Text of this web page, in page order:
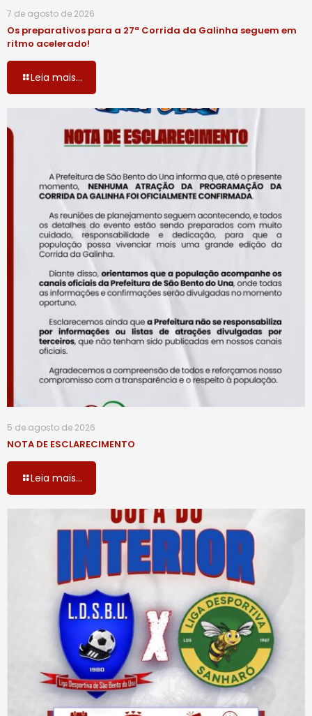
7 de agosto de 2026
Os preparativos para a 27ª Corrida da Galinha seguem em
ritmo acelerado!
Leia mais...
5 de agosto de 2026
NOTA DE ESCLARECIMENTO
Leia mais...